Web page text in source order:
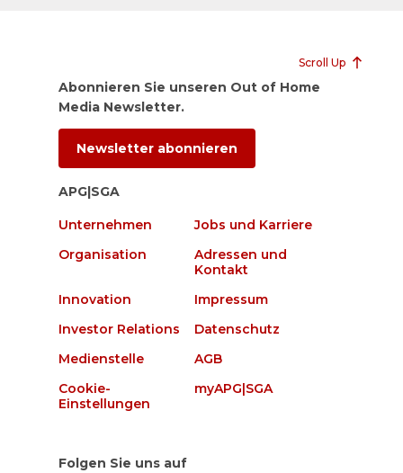
Scroll Up
Abonnieren Sie unseren Out of Home
Media Newsletter.
Newsletter abonnieren
APG|SGA
Unternehmen
Jobs und Karriere
Organisation
Adressen und
Kontakt
Innovation
Impressum
Investor Relations
Datenschutz
Medienstelle
AGB
Cookie-
Einstellungen
myAPG|SGA
Folgen Sie uns auf